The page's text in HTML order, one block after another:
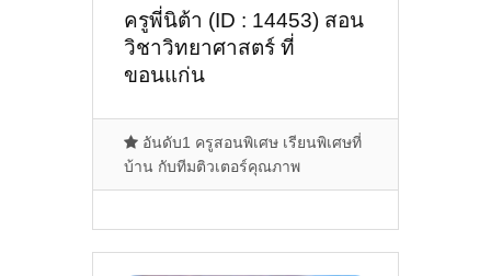
ครูพี่นิต้า (ID : 14453) สอน
วิชาวิทยาศาสตร์ ที่
ขอนแก่น
อันดับ1 ครูสอนพิเศษ เรียนพิเศษที่
บ้าน กับทีมติวเตอร์คุณภาพ